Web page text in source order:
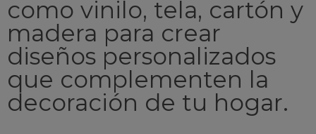
como vinilo, tela, cartón y
madera para crear
diseños personalizados
que complementen la
decoración de tu hogar.